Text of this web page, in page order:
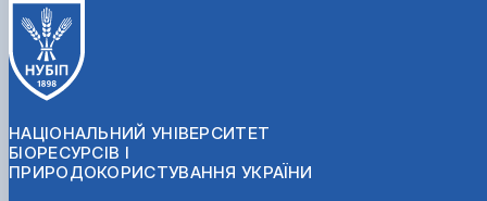
НАЦІОНАЛЬНИЙ УНІВЕРСИТЕТ
БІОРЕСУРСІВ І
ПРИРОДОКОРИСТУВАННЯ УКРАЇНИ